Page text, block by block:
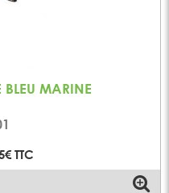
MARINE
TTC